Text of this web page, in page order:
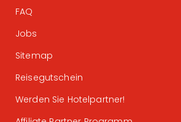
FAQ
Jobs
Sitemap
Reisegutschein
Werden Sie Hotelpartner!